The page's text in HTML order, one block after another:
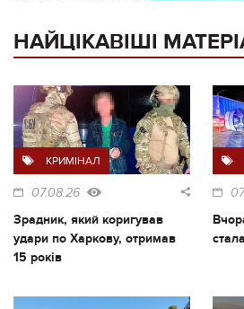
НАЙЦІКАВІШІ
КРИМІНАЛ
07.08.26
Зрадник, який коригував
удари по Харкову, отримав
15 років